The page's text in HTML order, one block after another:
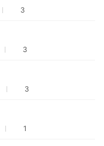
참여업체수
3
참여업체수
3
참여업체수
3
참여업체수
1